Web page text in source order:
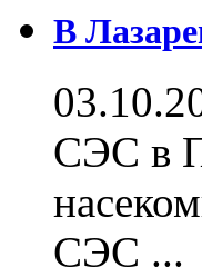
В
СЭС в
СЭС ...